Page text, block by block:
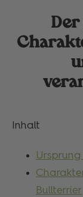
Inhalt
Bullterrier